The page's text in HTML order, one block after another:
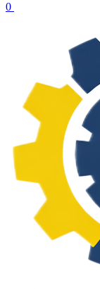
0